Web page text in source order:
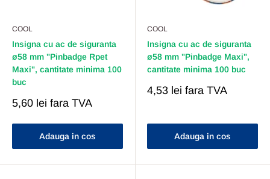
COOL
Insigna cu ac de siguranta
ø58 mm "Pinbadge Rpet
Maxi", cantitate minima 100
buc
Pret
5,60 lei fara TVA
Adauga in cos
COOL
Insigna cu ac de siguranta
ø58 mm "Pinbadge Maxi",
cantitate minima 100 buc
Pret
4,53 lei fara TVA
Adauga in cos